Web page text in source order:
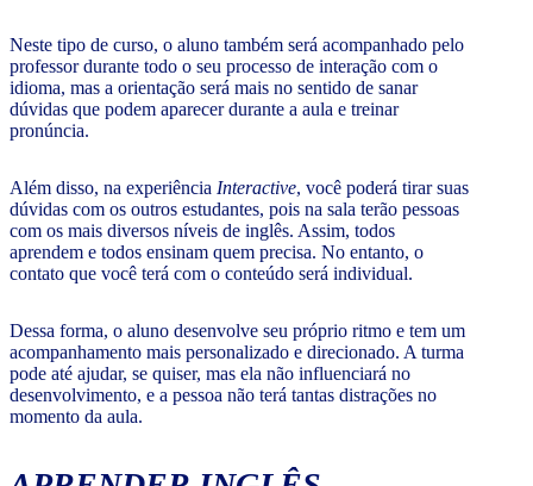
Neste tipo de curso, o aluno também será acompanhado pelo
professor durante todo o seu processo de interação com o
idioma, mas a orientação será mais no sentido de sanar
dúvidas que podem aparecer durante a aula e treinar
pronúncia.
Além disso, na experiência Interactive, você poderá tirar suas
dúvidas com os outros estudantes, pois na sala terão pessoas
com os mais diversos níveis de inglês. Assim, todos
aprendem e todos ensinam quem precisa. No entanto, o
contato que você terá com o conteúdo será individual.
Dessa forma, o aluno desenvolve seu próprio ritmo e tem um
acompanhamento mais personalizado e direcionado. A turma
pode até ajudar, se quiser, mas ela não influenciará no
desenvolvimento, e a pessoa não terá tantas distrações no
momento da aula.